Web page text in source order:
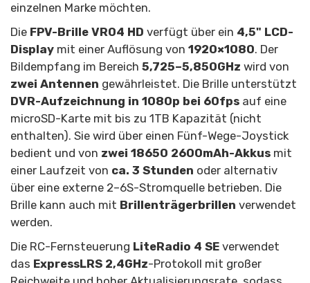
einzelnen Marke möchten.
Die FPV-Brille VR04 HD verfügt über ein 4,5" LCD-
Display mit einer Auflösung von 1920×1080. Der
Bildempfang im Bereich 5,725–5,850GHz wird von
zwei Antennen gewährleistet. Die Brille unterstützt
DVR-Aufzeichnung in 1080p bei 60fps auf eine
microSD-Karte mit bis zu 1TB Kapazität (nicht
enthalten). Sie wird über einen Fünf-Wege-Joystick
bedient und von zwei 18650 2600mAh-Akkus mit
einer Laufzeit von ca. 3 Stunden oder alternativ
über eine externe 2–6S-Stromquelle betrieben. Die
Brille kann auch mit Brillenträgerbrillen verwendet
werden.
Die RC-Fernsteuerung LiteRadio 4 SE verwendet
das ExpressLRS 2,4GHz-Protokoll mit großer